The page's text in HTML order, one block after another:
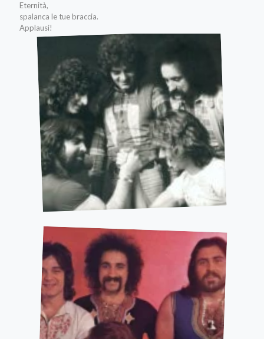
Eternità,
spalanca le tue braccia.
Applausi!